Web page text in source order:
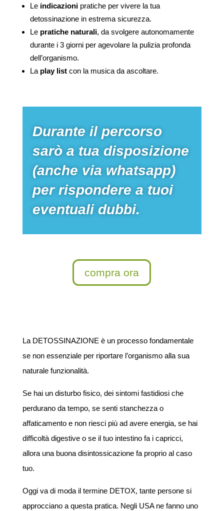
Le indicazionipratiche per vivere la tua
detossinazione in estrema sicurezza.
Le pratiche naturali, da svolgere autonomamente
durante i 3 giorni per agevolare la pulizia profonda
dell’organismo.
La play listcon la musica da ascoltare.
Durante il percorso
sarò a tua disposizione
(anche via whatsapp)
per rispondere a tuoi
eventuali dubbi.
compra ora
La DETOSSINAZIONE è un processo fondamentale
se non essenziale per riportare l’organismo alla sua
naturale funzionalità.
Se hai un disturbo fisico, dei sintomi fastidiosi che
perdurano da tempo, se senti stanchezza o
affaticamento e non riesci più ad avere energia, se hai
difficoltà digestive o se il tuo intestino fa i capricci,
allora una buona disintossicazione fa proprio al caso
tuo.
Oggi va di moda il termine DETOX, tante persone si
approcciano a questa pratica. Negli USA ne fanno uno